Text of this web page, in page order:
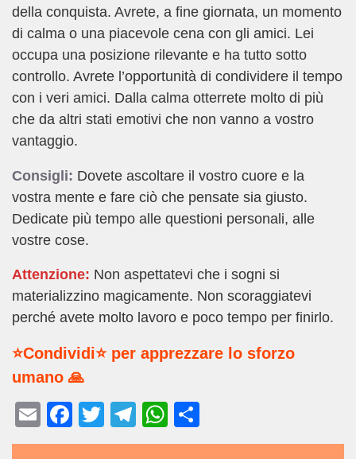
della conquista. Avrete, a fine giornata, un momento
di calma o una piacevole cena con gli amici. Lei
occupa una posizione rilevante e ha tutto sotto
controllo. Avrete l’opportunità di condividere il tempo
con i veri amici. Dalla calma otterrete molto di più
che da altri stati emotivi che non vanno a vostro
vantaggio.
Consigli: Dovete ascoltare il vostro cuore e la
vostra mente e fare ciò che pensate sia giusto.
Dedicate più tempo alle questioni personali, alle
vostre cose.
Attenzione: Non aspettatevi che i sogni si
materializzino magicamente. Non scoraggiatevi
perché avete molto lavoro e poco tempo per finirlo.
⭐Condividi⭐ per apprezzare lo sforzo
umano 🙏
E
m
F
a
T
wi
T
el
W
h
o